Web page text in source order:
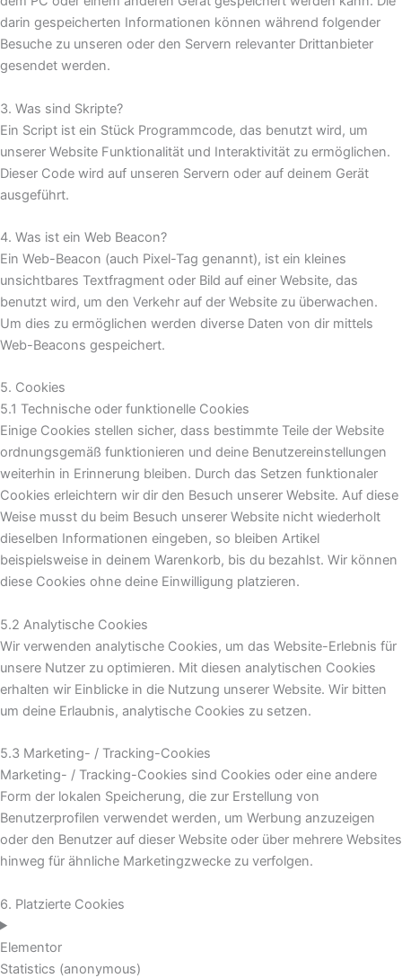
darin gespeicherten Informationen können während folgender
Besuche zu unseren oder den Servern relevanter Drittanbieter
gesendet werden.
3. Was sind Skripte?
Ein Script ist ein Stück Programmcode, das benutzt wird, um
unserer Website Funktionalität und Interaktivität zu ermöglichen.
Dieser Code wird auf unseren Servern oder auf deinem Gerät
ausgeführt.
4. Was ist ein Web Beacon?
Ein Web-Beacon (auch Pixel-Tag genannt), ist ein kleines
unsichtbares Textfragment oder Bild auf einer Website, das
benutzt wird, um den Verkehr auf der Website zu überwachen.
Um dies zu ermöglichen werden diverse Daten von dir mittels
Web-Beacons gespeichert.
5. Cookies
5.1 Technische oder funktionelle Cookies
Einige Cookies stellen sicher, dass bestimmte Teile der Website
ordnungsgemäß funktionieren und deine Benutzereinstellungen
weiterhin in Erinnerung bleiben. Durch das Setzen funktionaler
Cookies erleichtern wir dir den Besuch unserer Website. Auf diese
Weise musst du beim Besuch unserer Website nicht wiederholt
dieselben Informationen eingeben, so bleiben Artikel
beispielsweise in deinem Warenkorb, bis du bezahlst. Wir können
diese Cookies ohne deine Einwilligung platzieren.
5.2 Analytische Cookies
Wir verwenden analytische Cookies, um das Website-Erlebnis für
unsere Nutzer zu optimieren. Mit diesen analytischen Cookies
erhalten wir Einblicke in die Nutzung unserer Website. Wir bitten
um deine Erlaubnis, analytische Cookies zu setzen.
5.3 Marketing- / Tracking-Cookies
Marketing- / Tracking-Cookies sind Cookies oder eine andere
Form der lokalen Speicherung, die zur Erstellung von
Benutzerprofilen verwendet werden, um Werbung anzuzeigen
oder den Benutzer auf dieser Website oder über mehrere Websites
hinweg für ähnliche Marketingzwecke zu verfolgen.
6. Platzierte Cookies
Elementor
Statistics (anonymous)